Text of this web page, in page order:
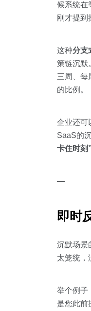
候系统在
刚才提到
这种分支
策链沉默
三周、每
的比例。
企业还可
SaaS的
卡住时刻”
—
即时
沉默场景
太笼统
举个例子
是您此前